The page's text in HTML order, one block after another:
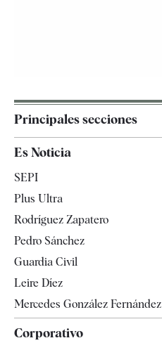
Principales secciones
Televisión
Es Noticia
SEPI
Plus Ultra
Rodríguez Zapatero
Pedro Sánchez
Guardia Civil
Leire Díez
Mercedes González Fernández
Corporativo